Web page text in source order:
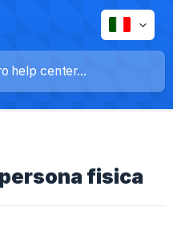
fisica